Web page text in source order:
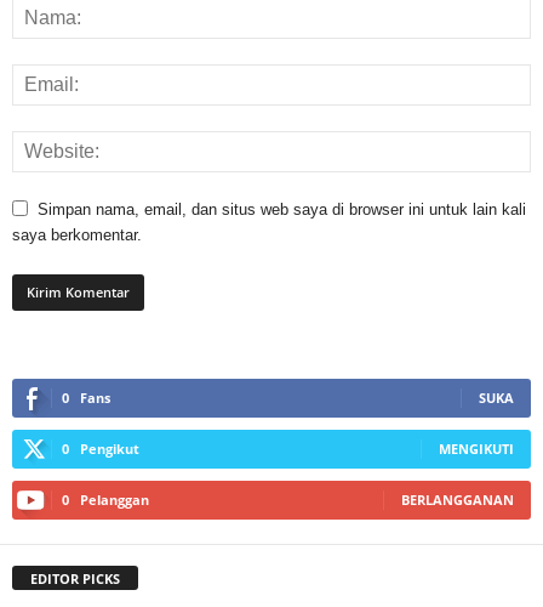
Simpan nama, email, dan situs web saya di browser ini untuk lain kali
saya berkomentar.
0 Fans SUKA
0 Pengikut MENGIKUTI
0 Pelanggan BERLANGGANAN
EDITOR PICKS